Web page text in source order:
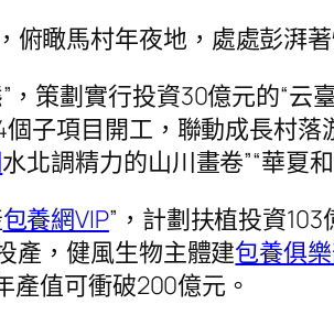
俯瞰馬村年夜地，處處彭湃
，策劃實行投資30億元的“云
子項目開工，聯動成長村落
水北調精力的山川畫卷”“華夏
包養網VIP”，計劃扶植投資
產，健風生物主體建包養俱
產值可衝破200億元。